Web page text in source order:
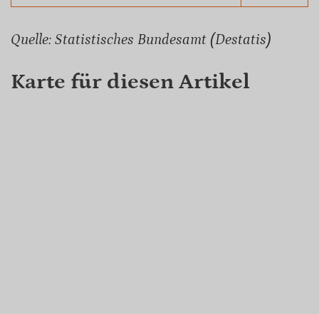
Quelle: Statistisches Bundesamt (Destatis)
Karte für diesen Artikel